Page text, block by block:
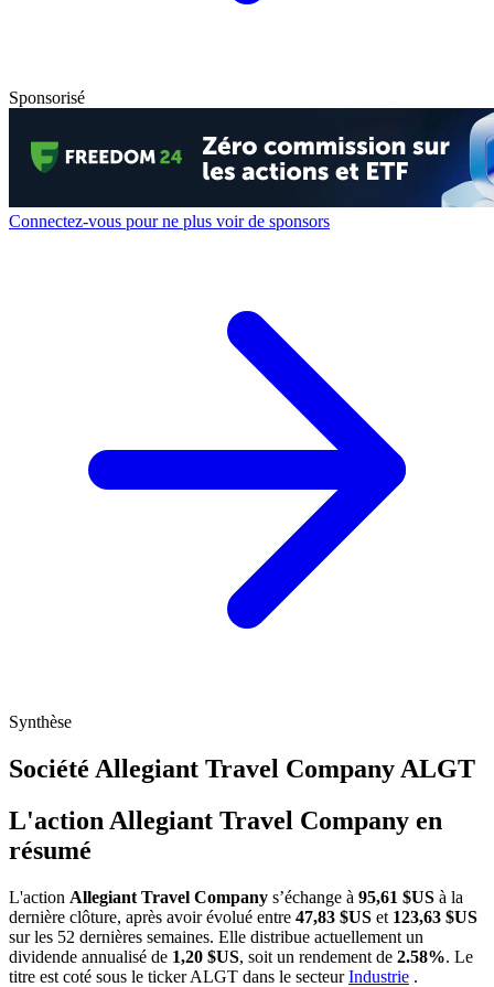
Sponsorisé
Connectez-vous pour ne plus voir de sponsors
Synthèse
Société Allegiant Travel Company ALGT
L'action Allegiant Travel Company en
résumé
L'action Allegiant Travel Company s’échange à 95,61 $US à la
dernière clôture, après avoir évolué entre 47,83 $US et 123,63 $US
sur les 52 dernières semaines. Elle distribue actuellement un
dividende annualisé de 1,20 $US, soit un rendement de 2.58%. Le
titre est coté sous le tickerALGT dans le secteurIndustrie .